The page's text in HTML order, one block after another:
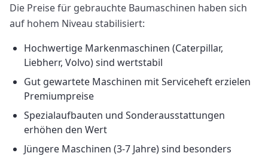
Die Preise für gebrauchte Baumaschinen haben sich
auf hohem Niveau stabilisiert:
Hochwertige Markenmaschinen (Caterpillar,
Liebherr, Volvo) sind wertstabil
Gut gewartete Maschinen mit Serviceheft erzielen
Premiumpreise
Spezialaufbauten und Sonderausstattungen
erhöhen den Wert
Jüngere Maschinen (3-7 Jahre) sind besonders